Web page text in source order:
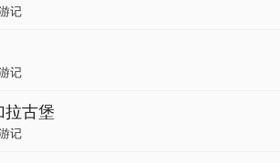
记
记
拉古堡
记